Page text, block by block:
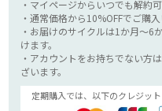
・マイページからいつでも解約可
・通常価格から10%OFFでご購入
・お届けのサイクルは1か月～6
けます。
・アカウントをお持ちでない方
ざいます。
定期購入では、以下のクレジッ